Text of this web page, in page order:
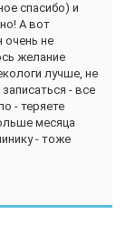
спасибо) и
А вот
очень не
желание
лучше, не
- все
- теряете
месяца
- тоже